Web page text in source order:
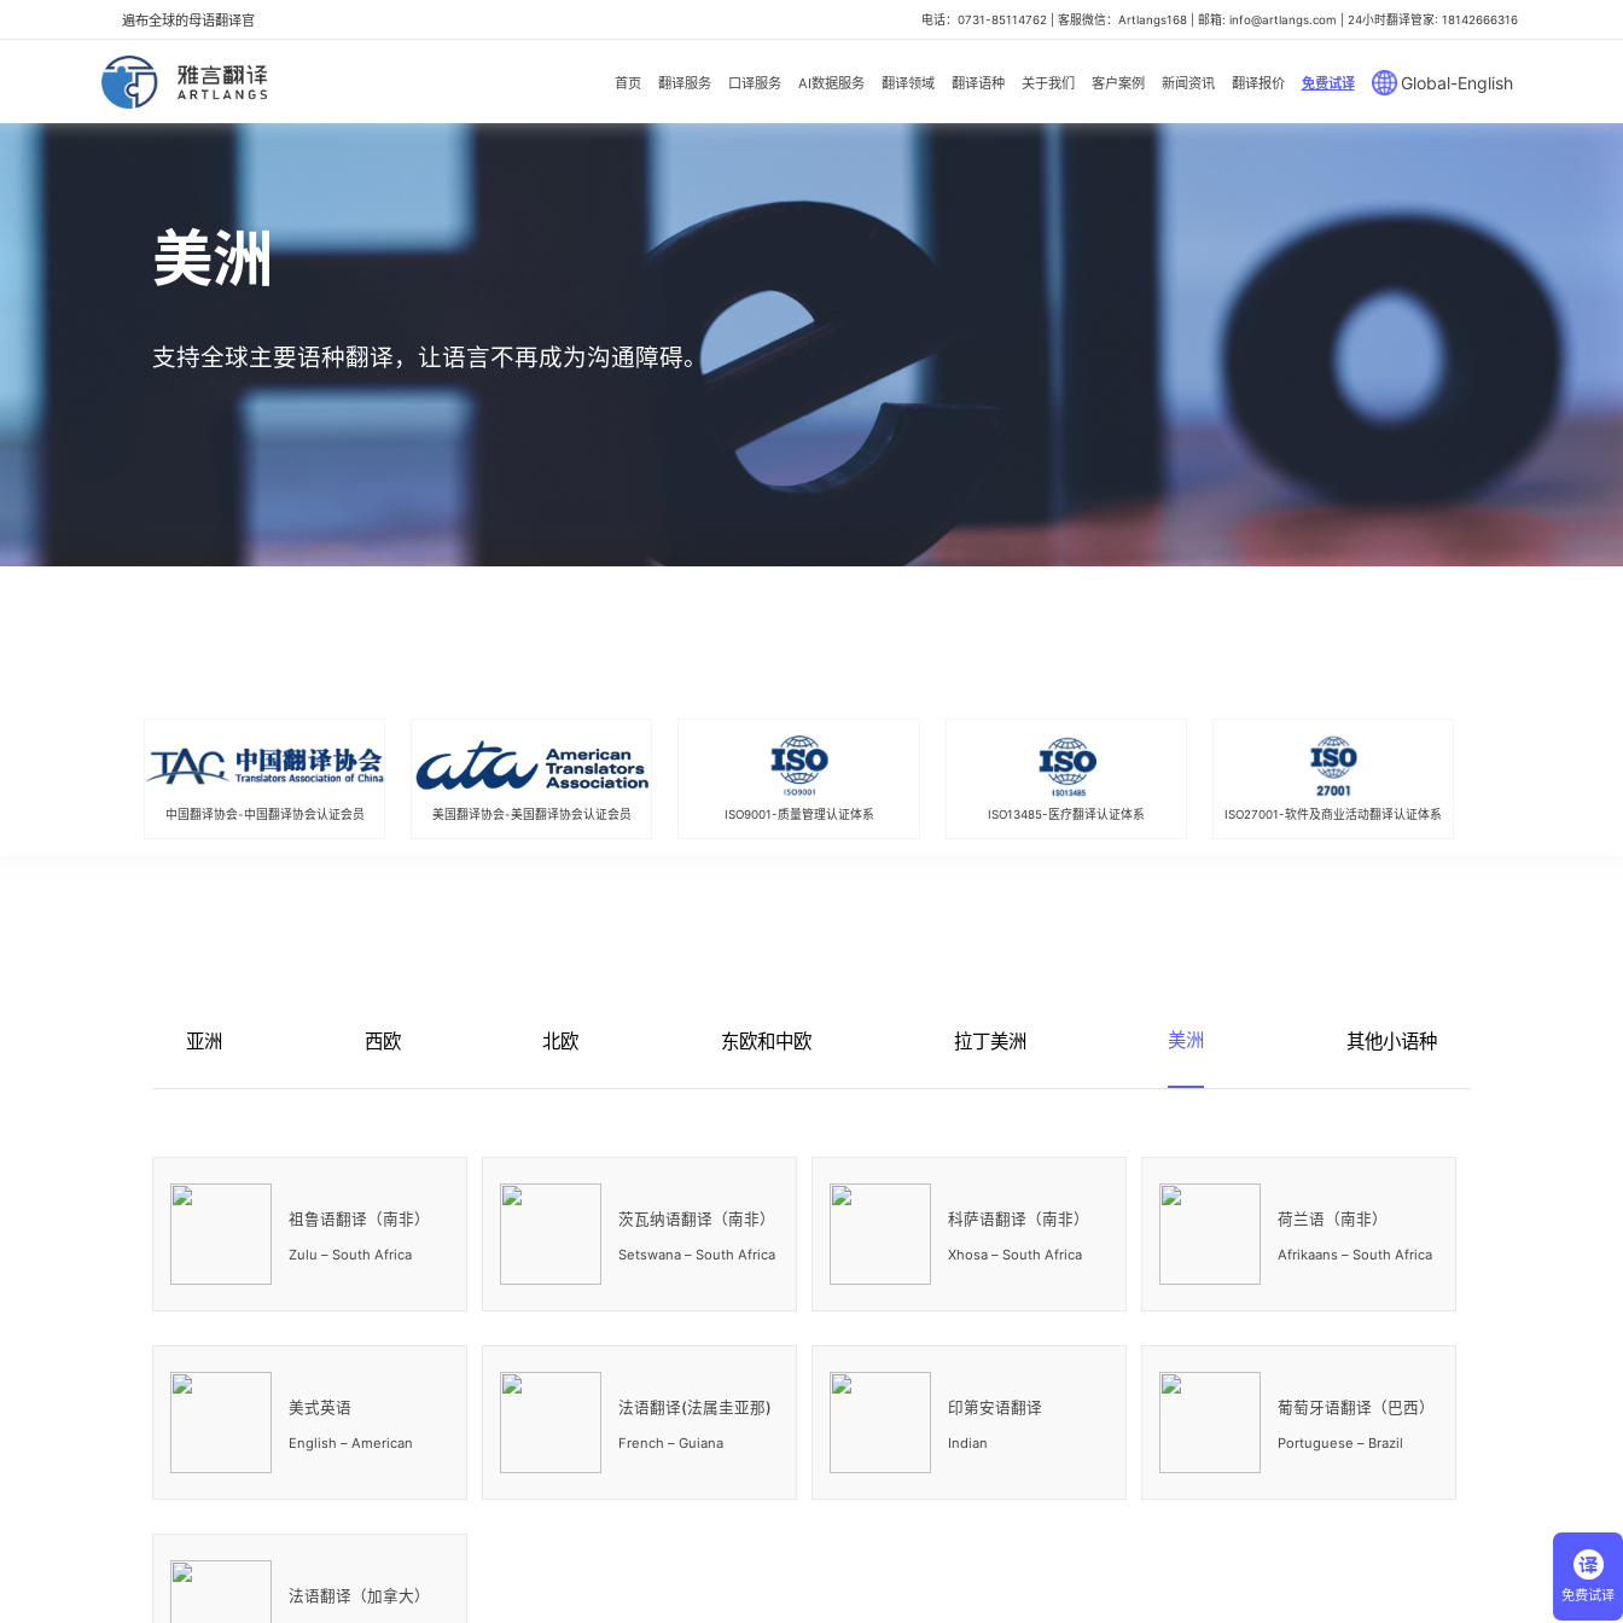
免费试译
遍布全球的母语翻译官 电话：0731-85114762 | 客服微信：Artlangs168 | 邮箱: info@artlangs.com | 24小时翻译管家: 18142666316
首页 翻译服务 口译服务 AI数据服务 翻译领域 翻译语种 关于我们 客户案例 新闻资讯 翻译报价 免费试译 Global-English
美洲
支持全球主要语种翻译，让语言不再成为沟通障碍。
中国翻译协会-中国翻译协会认证会员 美国翻译协会-美国翻译协会认证会员 ISO9001-质量管理认证体系 ISO13485-医疗翻译认证体系 ISO27001-软件及商业活动翻译认证体系
亚洲 西欧 北欧 东欧和中欧 拉丁美洲 美洲 其他小语种
祖鲁语翻译（南非）
Zulu – South Africa
茨瓦纳语翻译（南非）
Setswana – South Africa
科萨语翻译（南非）
Xhosa – South Africa
荷兰语（南非）
Afrikaans – South Africa
美式英语
English – American
法语翻译(法属圭亚那)
French – Guiana
印第安语翻译
Indian
葡萄牙语翻译（巴西）
Portuguese – Brazil
法语翻译（加拿大）